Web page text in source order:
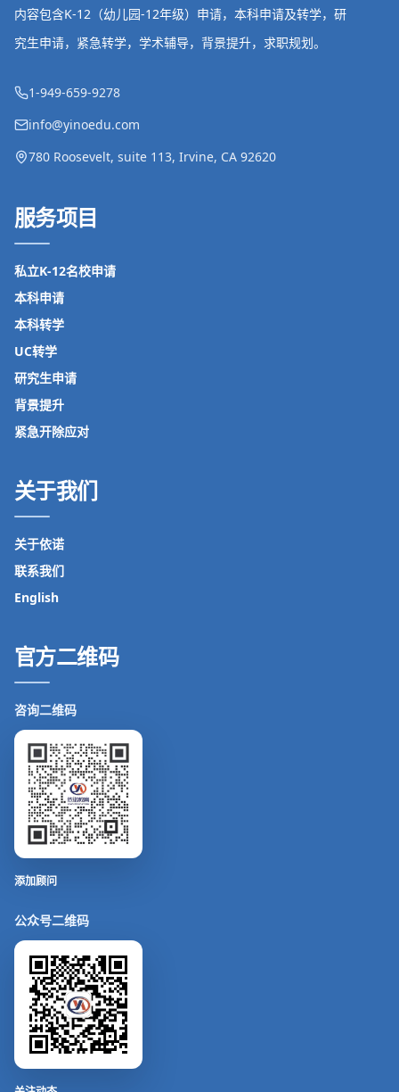
内容包含K-12（幼儿园-12年级）申请，本科申请及转学，研
究生申请，紧急转学，学术辅导，背景提升，求职规划。
1-949-659-9278
info@yinoedu.com
780 Roosevelt, suite 113, Irvine, CA 92620
服务项目
私立K-12名校申请
本科申请
本科转学
UC转学
研究生申请
背景提升
紧急开除应对
关于我们
关于依诺
联系我们
English
官方二维码
咨询二维码
添加顾问
公众号二维码